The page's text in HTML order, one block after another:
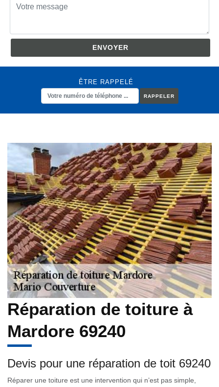
ÊTRE RAPPELÉ
Réparation de toiture à
Mardore 69240
Devis pour une réparation de toit 69240
Réparer une toiture est une intervention qui n’est pas simple,